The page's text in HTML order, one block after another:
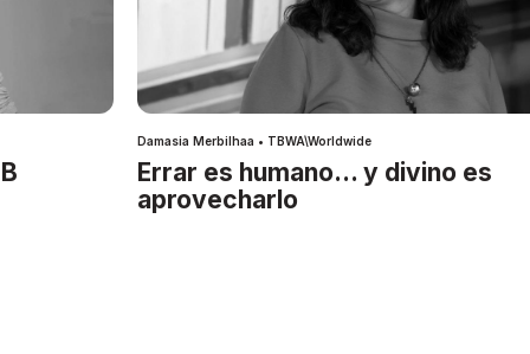
Damasia Merbilhaa • TBWA\Worldwide
Errar es humano… y divino es
aprovecharlo